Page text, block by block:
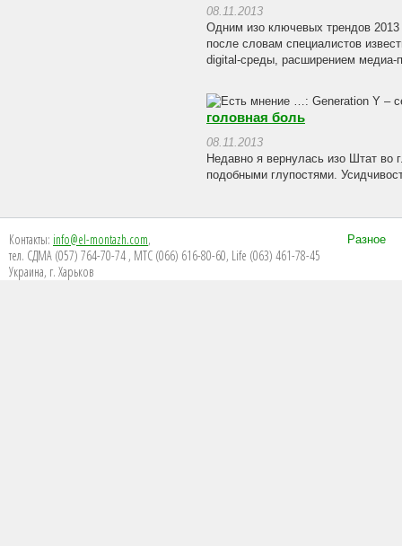
08.11.2013
Одним изо ключевых трендов
после словам специалистов
digital-среды, расширением медиа-
головная боль
08.11.2013
Недавно я вернулась изо Штат во
подобными глупостями.
Контакты: info@el-montazh.com,
тел. СДМА (057) 764-70-74 , МТС (066) 616-80-60, Life (063) 461-78-45
Украина, г. Харьков
Разное